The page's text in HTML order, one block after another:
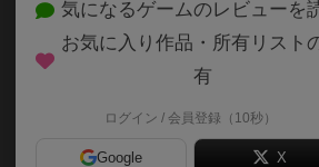
T.I.M.E Stories: Brotherhood of
90～240分
気になるゲームのレビューを
お気に入り作品・所有リスト
有
ログイン / 会員登録（10秒）
Google X